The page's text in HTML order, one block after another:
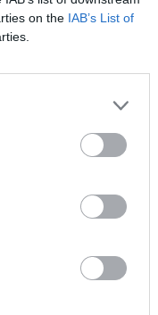
on the IAB’s List of